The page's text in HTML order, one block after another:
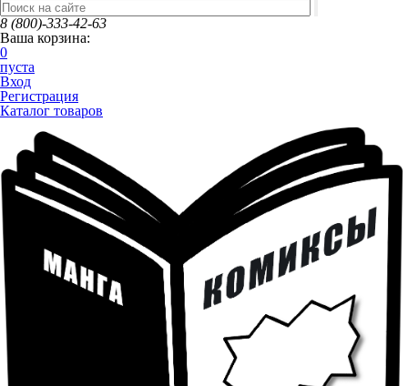
8 (800)-333-42-63
Ваша корзина:
0
пуста
Вход
Регистрация
Каталог товаров